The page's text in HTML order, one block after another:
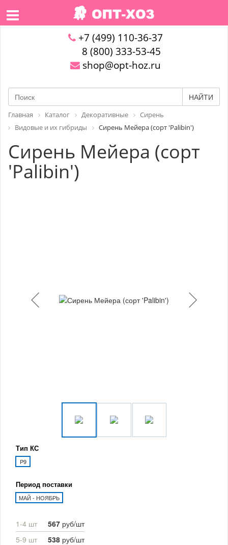
+7 (499) 110-36-37
8 (800) 333-53-45
shop@opt-hoz.ru
НАЙТИ
Главная Каталог Декоративные
Сирень
Видовые и их гибриды
Сирень Мейера (сорт 'Palibin')
Сирень Мейера (сорт
'Palibin')
Тип КС
P9
Период поставки
МАЙ - НОЯБРЬ
1-4 шт 567 руб/шт
5-9 шт
538 руб/шт